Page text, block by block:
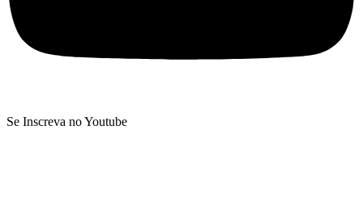
Se Inscreva no Youtube